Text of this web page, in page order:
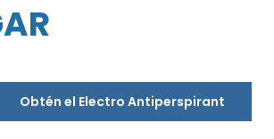
Obtén el Electro Antiperspirant